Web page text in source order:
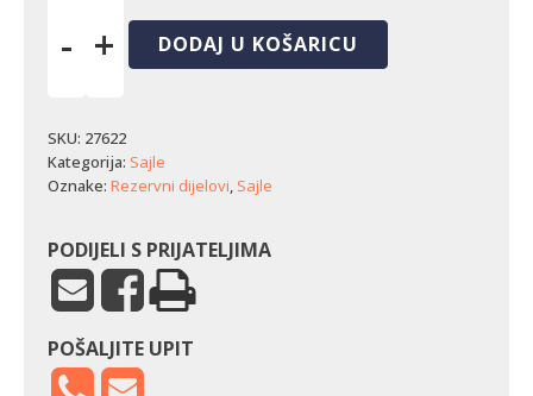
-
univerzalna
(165,2
cm)
+ DODAJ U KOŠARICU
SKU: 27622
Kategorija: Sajle
Oznake: Rezervni dijelovi, Sajle
PODIJELI S PRIJATELJIMA
POŠALJITE UPIT